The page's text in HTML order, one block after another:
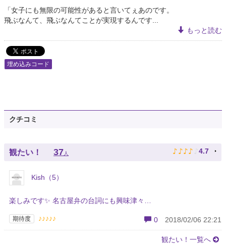
「女子にも無限の可能性があると言いてぇあのです。
飛ぶなんて、飛ぶなんてことが実現するんです...
もっと読む
埋め込みコード
クチコミ
観たい！ 37人 ♪ ♪ ♪ ♪ ♪ 4.7
Kish（5）
楽しみです✨ 名古屋弁の台詞にも興味津々…
期待度 ♪♪♪♪♪ 0 2018/02/06 22:21
観たい！一覧へ